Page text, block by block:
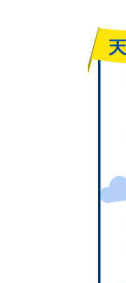
頑張